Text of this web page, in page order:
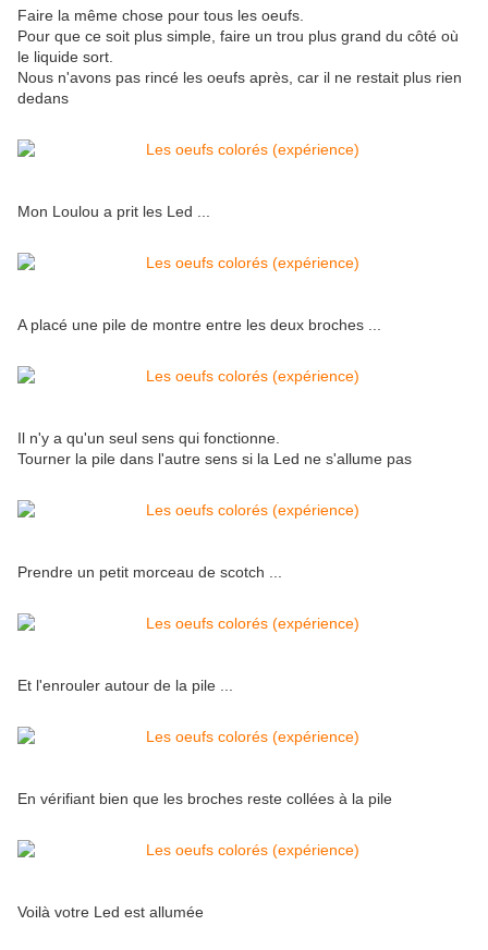
Faire la même chose pour tous les oeufs.
Pour que ce soit plus simple, faire un trou plus grand du côté où
le liquide sort.
Nous n'avons pas rincé les oeufs après, car il ne restait plus rien
dedans
Mon Loulou a prit les Led ...
A placé une pile de montre entre les deux broches ...
Il n'y a qu'un seul sens qui fonctionne.
Tourner la pile dans l'autre sens si la Led ne s'allume pas
Prendre un petit morceau de scotch ...
Et l'enrouler autour de la pile ...
En vérifiant bien que les broches reste collées à la pile
Voilà votre Led est allumée